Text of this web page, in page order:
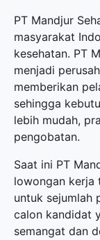
PT Mandjur
masyarakat
kesehatan. PT
menjadi
memberikan
sehingga
lebih mudah,
pengobatan.
Saat ini PT
lowongan kerja
untuk sejumlah
calon kandidat
semangat dan